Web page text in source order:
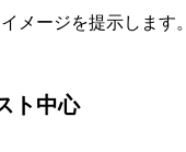
メージを提示します。
ト中心